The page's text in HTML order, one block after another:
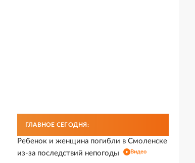
ГЛАВНОЕ СЕГОДНЯ:
Ребенок и женщина погибли в Смоленске
из-за последствий непогоды
Видео